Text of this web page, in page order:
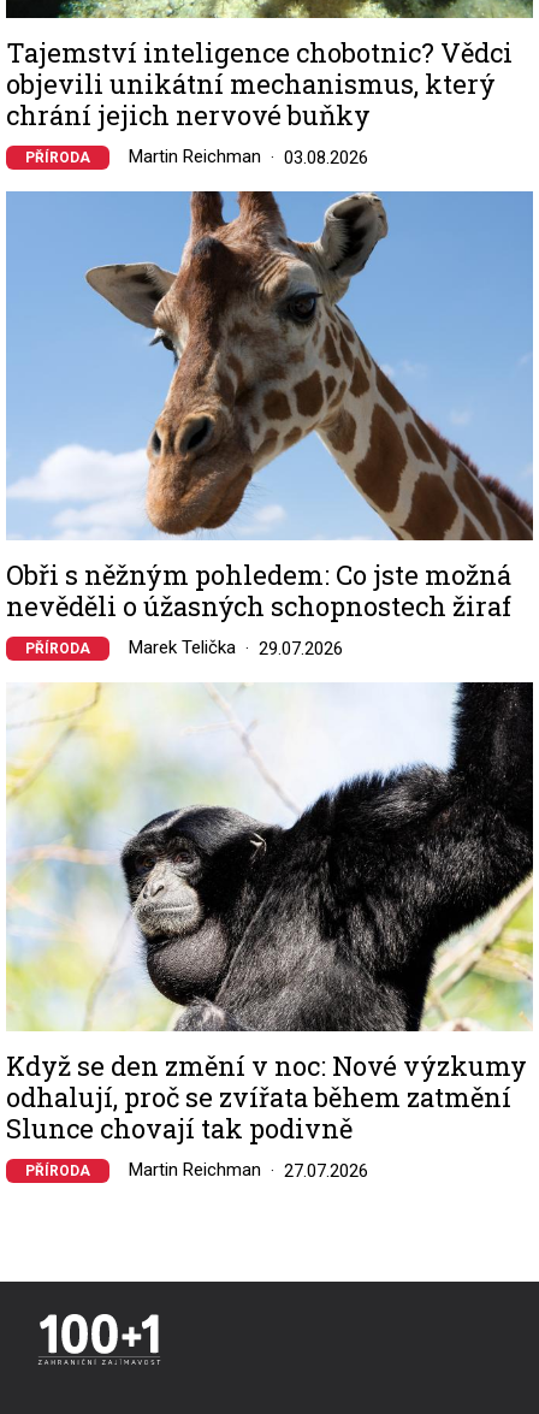
Tajemství inteligence chobotnic? Vědci
objevili unikátní mechanismus, který
chrání jejich nervové buňky
PŘÍRODA Martin Reichman 03.08.2026
Obři s něžným pohledem: Co jste možná
nevěděli o úžasných schopnostech žiraf
PŘÍRODA Marek Telička 29.07.2026
Image
Když se den změní v noc: Nové výzkumy
odhalují, proč se zvířata během zatmění
Slunce chovají tak podivně
PŘÍRODA Martin Reichman 27.07.2026